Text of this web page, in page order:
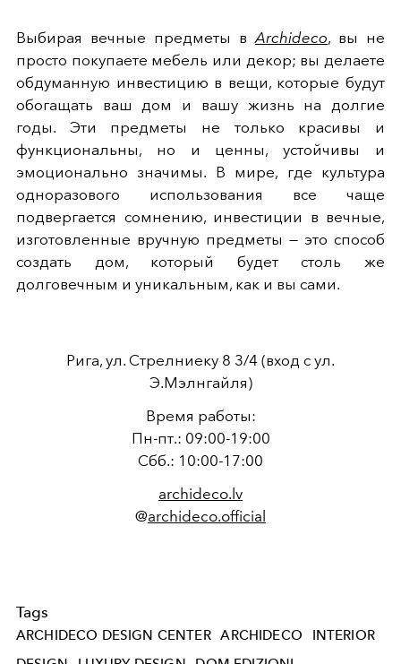
Выбирая вечные предметы вArchideco, вы не
просто покупаете мебель или декор; вы делаете
обдуманную инвестицию в вещи, которые будут
обогащать ваш дом и вашу жизнь на долгие
годы. Эти предметы не только красивы и
функциональны, но и ценны, устойчивы и
эмоционально значимы. В мире, где культура
одноразового использования все чаще
подвергается сомнению, инвестиции в вечные,
изготовленные вручную предметы — это способ
создать дом, который будет столь же
долговечным и уникальным, как и вы сами.
Рига, ул. Стрелниеку 8 3/4 (вход с ул.
Э.Мэлнгайля)
Время работы:
Пн-пт.: 09:00-19:00
Сбб.: 10:00-17:00
archideco.lv
@archideco.official
Tags
ARCHIDECO DESIGN CENTER ARCHIDECO
INTERIOR